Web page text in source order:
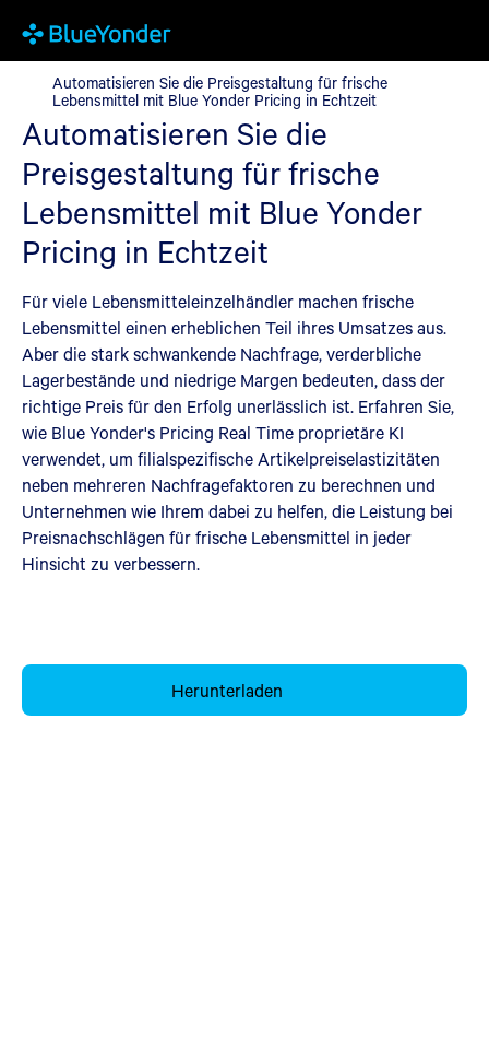
Automatisieren Sie die Preisgestaltung für frische
Automatisieren Sie die Preisgestaltung für frische
Lebensmittel mit Blue Yonder Pricing in Echtzeit
Automatisieren Sie die
Preisgestaltung für frische
Lebensmittel mit Blue Yonder
Pricing in Echtzeit
Für viele Lebensmitteleinzelhändler machen frische
Lebensmittel einen erheblichen Teil ihres Umsatzes aus.
Aber die stark schwankende Nachfrage, verderbliche
Lagerbestände und niedrige Margen bedeuten, dass der
richtige Preis für den Erfolg unerlässlich ist. Erfahren Sie,
wie Blue Yonder's Pricing Real Time proprietäre KI
verwendet, um filialspezifische Artikelpreiselastizitäten
neben mehreren Nachfragefaktoren zu berechnen und
Unternehmen wie Ihrem dabei zu helfen, die Leistung bei
Preisnachschlägen für frische Lebensmittel in jeder
Hinsicht zu verbessern.
Herunterladen